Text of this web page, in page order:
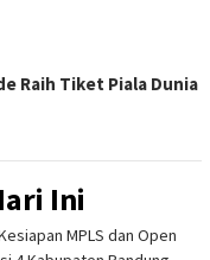
Raih Tiket Piala Dunia
Ini
MPLS dan Open